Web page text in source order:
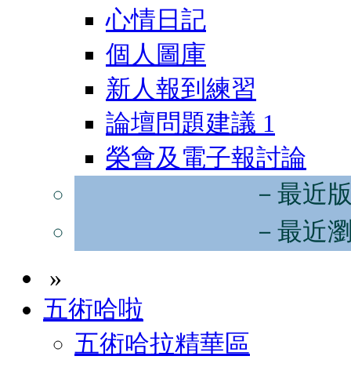
心情日記
個人圖庫
新人報到練習
論壇問題建議 1
榮會及電子報討論
－最近
－最近
»
五術哈啦
五術哈拉精華區